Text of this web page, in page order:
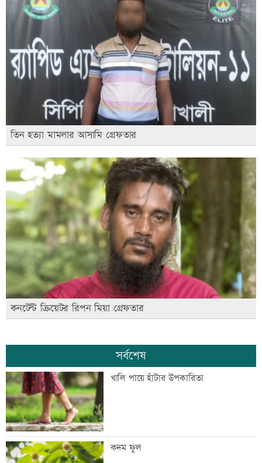
তিন হত্যা মামলার আসামি গ্রেফতার
কনটেন্ট ক্রিয়েটর রিপন মিয়া গ্রেফতার
সর্বশেষ
খালি পায়ে হাঁটার উপকারিতা
কদম ফুল